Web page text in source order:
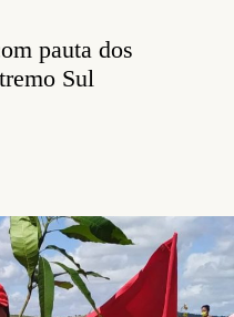
pauta dos
Sul